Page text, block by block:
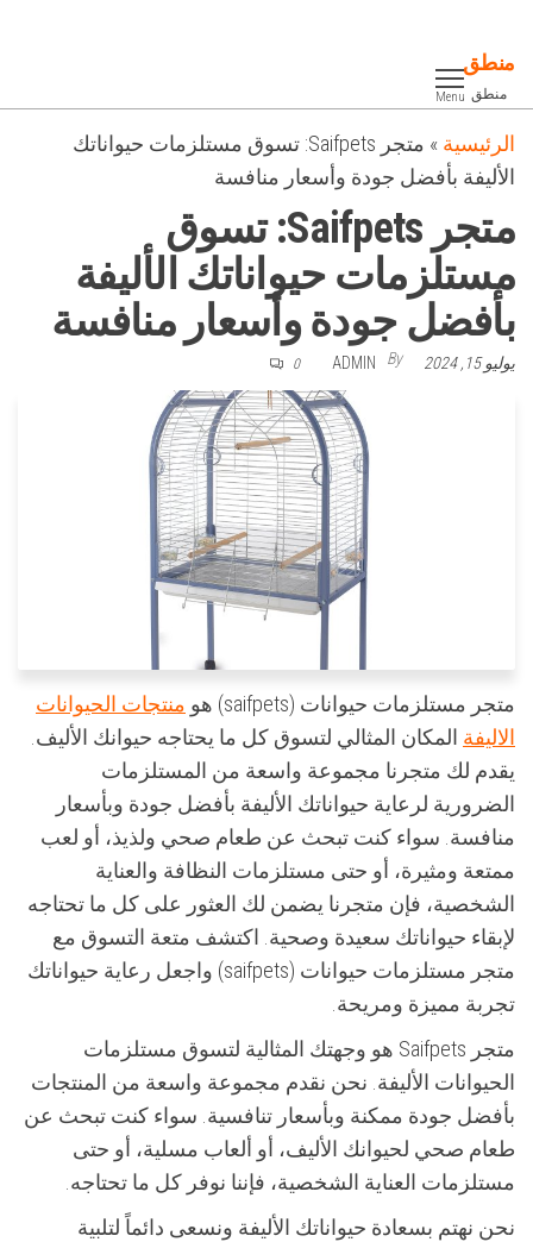
content
منطق
منطق Menu
الرئيسية »
متجر Saifpets: تسوق مستلزمات حيواناتك
الأليفة بأفضل جودة وأسعار منافسة
متجر Saifpets: تسوق
مستلزمات حيواناتك الأليفة
بأفضل جودة وأسعار منافسة
يوليو 15, 2024 By
ADMIN
0
متجر مستلزمات حيوانات (saifpets) هو
منتجات الحيوانات
الاليفة المكان المثالي لتسوق كل ما يحتاجه حيوانك الأليف.
يقدم لك متجرنا مجموعة واسعة من المستلزمات
الضرورية لرعاية حيواناتك الأليفة بأفضل جودة وبأسعار
منافسة. سواء كنت تبحث عن طعام صحي ولذيذ، أو لعب
ممتعة ومثيرة، أو حتى مستلزمات النظافة والعناية
الشخصية، فإن متجرنا يضمن لك العثور على كل ما تحتاجه
لإبقاء حيواناتك سعيدة وصحية. اكتشف متعة التسوق مع
متجر مستلزمات حيوانات (saifpets) واجعل رعاية حيواناتك
تجربة مميزة ومريحة.
متجر Saifpets هو وجهتك المثالية لتسوق مستلزمات
الحيوانات الأليفة. نحن نقدم مجموعة واسعة من المنتجات
بأفضل جودة ممكنة وبأسعار تنافسية. سواء كنت تبحث عن
طعام صحي لحيوانك الأليف، أو ألعاب مسلية، أو حتى
مستلزمات العناية الشخصية، فإننا نوفر كل ما تحتاجه.
نحن نهتم بسعادة حيواناتك الأليفة ونسعى دائماً لتلبية